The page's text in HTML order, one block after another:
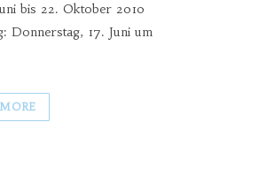
bis 22. Oktober 2010
Donnerstag, 17. Juni um